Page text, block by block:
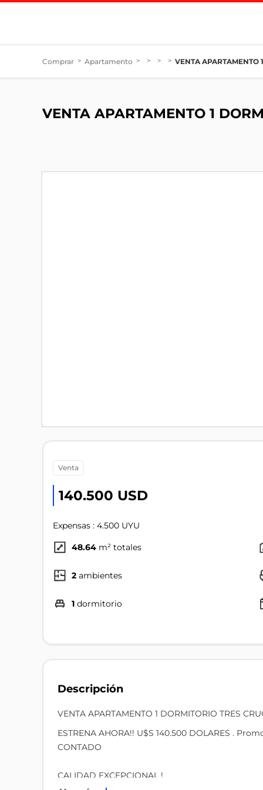
Comprar > Apartamento > > > > VENTA APARTAMENTO
VENTA APARTAMENTO 1
venta
140.500 USD
Expensas : 4.500 UYU
48.64 m² totales
2 ambientes
1 dormitorio
Descripción
VENTA APARTAMENTO 1 DORMITORIO TRES
ESTRENA AHORA!! U$S 140.500 DOLARES .
CONTADO
CALIDAD EXCEPCIONAL !